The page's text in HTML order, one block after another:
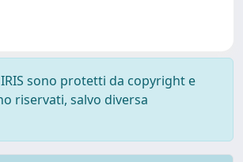
sono protetti da copyright e
riservati, salvo diversa